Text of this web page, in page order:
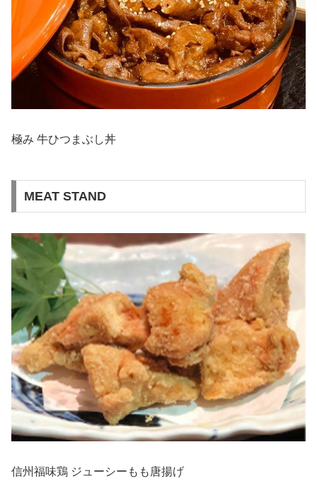
極み 牛ひつまぶし丼
MEAT STAND
信州福味鶏 ジューシーもも唐揚げ